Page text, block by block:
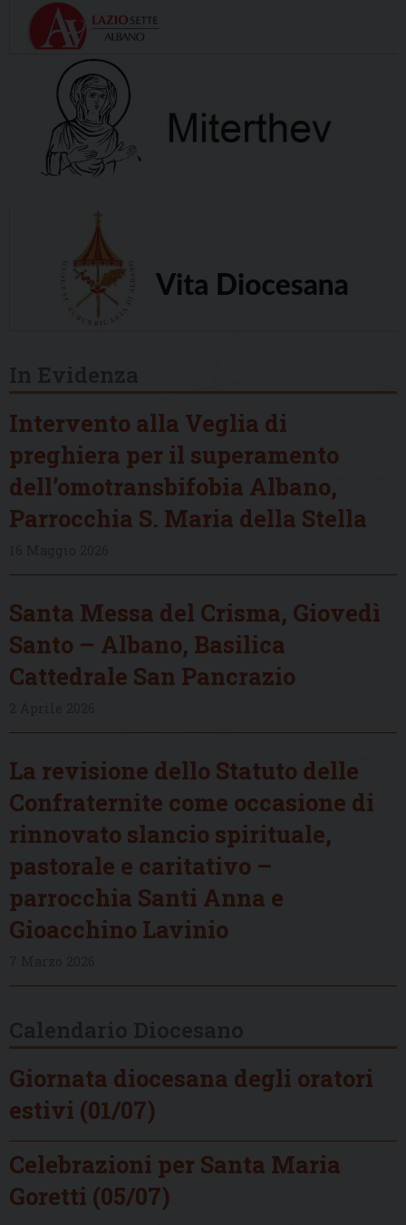
Intervento alla Veglia di
preghiera per il superamento
dell’omotransbifobia Albano,
Parrocchia S. Maria della Stella
Santa Messa del Crisma, Giovedì
Santo – Albano, Basilica
Cattedrale San Pancrazio
La revisione dello Statuto delle
Confraternite come occasione di
rinnovato slancio spirituale,
pastorale e caritativo –
parrocchia Santi Anna e
Gioacchino Lavinio
Giornata diocesana degli oratori
estivi (01/07)
Celebrazioni per Santa Maria
Goretti (05/07)